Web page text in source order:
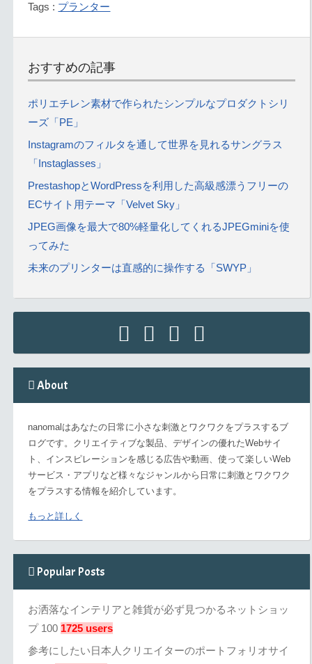
Tags : プランター
おすすめの記事
ポリエチレン素材で作られたシンプルなプロダクトシリ
ーズ「PE」
Instagramのフィルタを通して世界を見れるサングラス
「Instaglasses」
PrestashopとWordPressを利用した高級感漂うフリーの
ECサイト用テーマ「Velvet Sky」
JPEG画像を最大で80%軽量化してくれるJPEGminiを使
ってみた
未来のプリンターは直感的に操作する「SWYP」
About
nanomalはあなたの日常に小さな刺激とワクワクをプラスするブ
ログです。クリエイティブな製品、デザインの優れたWebサイ
ト、インスピレーションを感じる広告や動画、使って楽しいWeb
サービス・アプリなど様々なジャンルから日常に刺激とワクワク
をプラスする情報を紹介しています。
もっと詳しく
Popular Posts
お洒落なインテリアと雑貨が必ず見つかるネットショッ
プ 100 1725 users
参考にしたい日本人クリエイターのポートフォリオサイ